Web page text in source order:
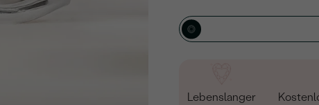
Geben Sie Initialen/Text
15/ 15 ZEICHEN
Lebenslanger